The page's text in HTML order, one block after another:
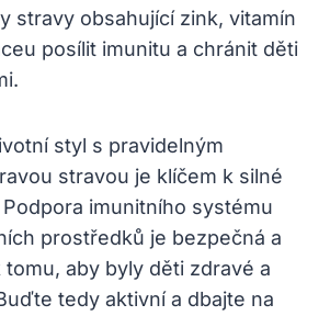
stravy obsahující zink, vitamín
posílit imunitu a chránit děti
styl s pravidelným
stravou je klíčem k silné
imunitního systému
prostředků je bezpečná a
aby byly děti zdravé a
tedy aktivní a dbajte na